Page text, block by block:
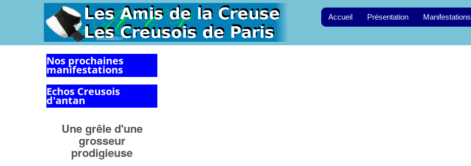
Association
Accueil Présentation Manifestations
Nos prochaines
manifestations
Echos Creusois
d'antan
Une grêle d'une
grosseur
prodigieuse